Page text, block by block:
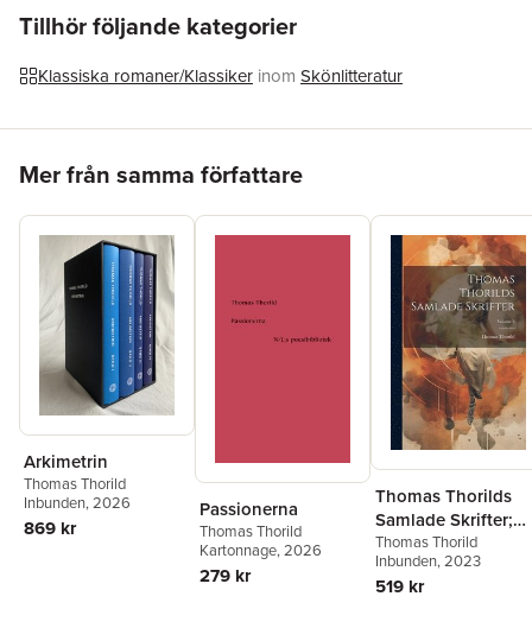
Miljömärkning
Tillhör följande kategorier
Klassiska romaner/Klassiker inom Skönlitteratur
Mer från samma författare
Arkimetrin
Thomas Thorild
Inbunden, 2026
869 kr
Passionerna
Thomas Thorild
Kartonnage, 2026
279 kr
Thomas Thorilds
Samlade Skrifter;
Volume 2
Thomas Thorild
Inbunden, 2023
519 kr